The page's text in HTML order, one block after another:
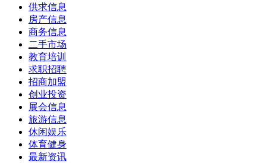
供求信息
房产信息
商务信息
二手市场
教育培训
求职招聘
招商加盟
创业投资
展会信息
旅游信息
休闲娱乐
体育健身
最新资讯